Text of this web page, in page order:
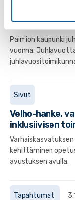
Paimio 700 -
Paimion kaupunki
vuonna.
Sivut
Velho-hanke,
inklusiivisen
kehittäminen
avustuksen avulla.
Tapahtumat